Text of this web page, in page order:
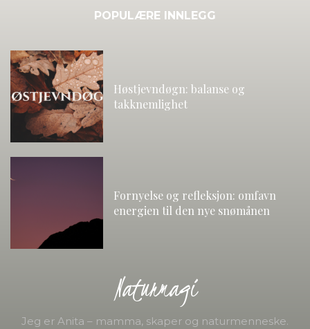
POPULÆRE INNLEGG
Høstjevndøgn: balanse og
takknemlighet
Fornyelse og refleksjon: omfavn
energien til den nye snømånen
Naturmagi
Jeg er Anita – mamma, skaper og naturmenneske.